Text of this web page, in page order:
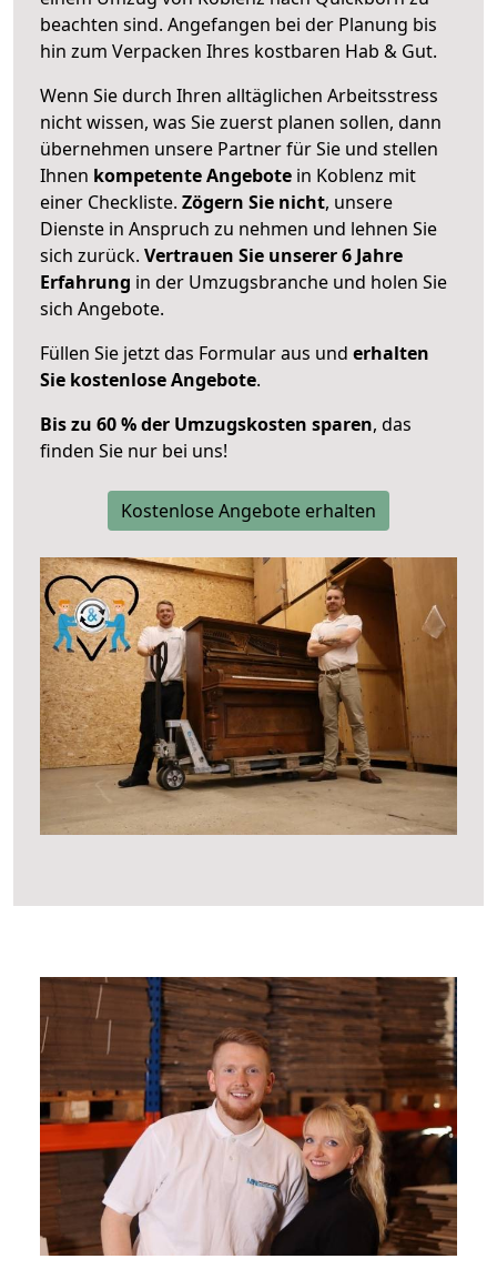
beachten sind. Angefangen bei der Planung bis
hin zum Verpacken Ihres kostbaren Hab & Gut.
Wenn Sie durch Ihren alltäglichen Arbeitsstress
nicht wissen, was Sie zuerst planen sollen, dann
übernehmen unsere Partner für Sie und stellen
Ihnen kompetente Angebote in Koblenz mit
einer Checkliste. Zögern Sie nicht, unsere
Dienste in Anspruch zu nehmen und lehnen Sie
sich zurück. Vertrauen Sie unserer 6 Jahre
Erfahrung in der Umzugsbranche und holen Sie
sich Angebote.
Füllen Sie jetzt das Formular aus und erhalten
Sie kostenlose Angebote.
Bis zu 60 % der Umzugskosten sparen, das
finden Sie nur bei uns!
Kostenlose Angebote erhalten